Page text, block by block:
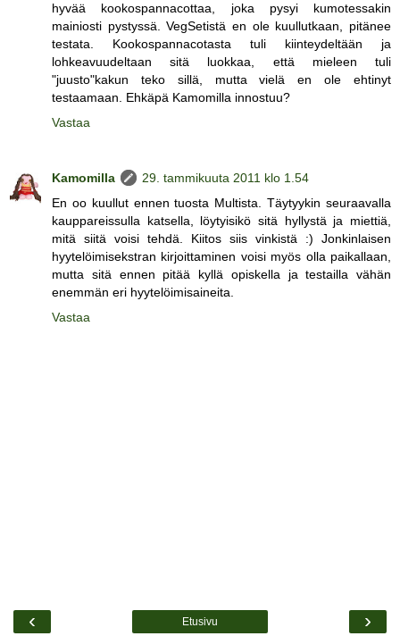
hyvää kookospannacottaa, joka pysyi kumotessakin
mainiosti pystyssä. VegSetistä en ole kuullutkaan, pitänee
testata. Kookospannacotasta tuli kiinteydeltään ja
lohkeavuudeltaan sitä luokkaa, että mieleen tuli
"juusto"kakun teko sillä, mutta vielä en ole ehtinyt
testaamaan. Ehkäpä Kamomilla innostuu?
Vastaa
Kamomilla
29. tammikuuta 2011 klo 1.54
En oo kuullut ennen tuosta Multista. Täytyykin seuraavalla
kauppareissulla katsella, löytyisikö sitä hyllystä ja miettiä,
mitä siitä voisi tehdä. Kiitos siis vinkistä :) Jonkinlaisen
hyytelöimisekstran kirjoittaminen voisi myös olla paikallaan,
mutta sitä ennen pitää kyllä opiskella ja testailla vähän
enemmän eri hyytelöimisaineita.
Vastaa
‹ ›
Etusivu